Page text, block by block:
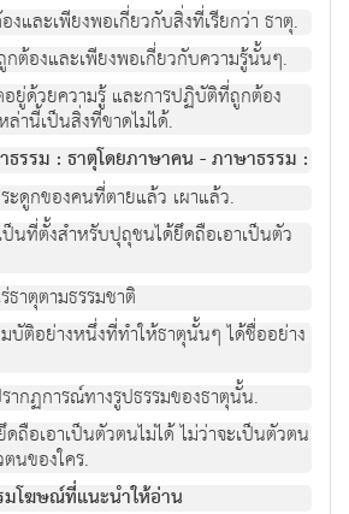
งและเพียงพอเกี่ยวกับสิ่งที่เรียกว่า ธาตุ.
ต้องและเพียงพอเกี่ยวกับความรู้นั้นๆ.
อยู่ด้วยความรู้ และการปฏิบัติที่ถูกต้อง
านี้เป็นสิ่งที่ขาดไม่ได้.
รรม : ธาตุโดยภาษาคน - ภาษาธรรม :
ดูกของคนที่ตายแล้ว เผาแล้ว.
นที่ตั้งสำหรับปุถุชนได้ยึดถือเอาเป็นตัว
าตุตามธรรมชาติ
บัติอย่างหนึ่งที่ทำให้ธาตุนั้นๆ ได้ชื่ออย่าง
กฏการณ์ทางรูปธรรมของธาตุนั้น.
ถือเอาเป็นตัวตนไม่ได้ ไม่ว่าจะเป็นตัวตน
นของใคร.
มโฆษณ์ที่แนะนำให้อ่าน